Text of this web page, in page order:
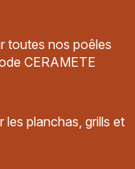
toutes nos poêles
CERAMETE
planchas, grills et